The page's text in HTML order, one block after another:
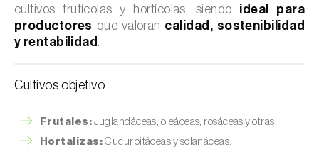
cultivos frutícolas y hortícolas, siendo ideal para
productores que valoran calidad, sostenibilidad
y rentabilidad .
Cultivos objetivo
Frutales: Juglandáceas, oleáceas, rosáceas y otras;
Hortalizas:Cucurbitáceas y solanáceas.